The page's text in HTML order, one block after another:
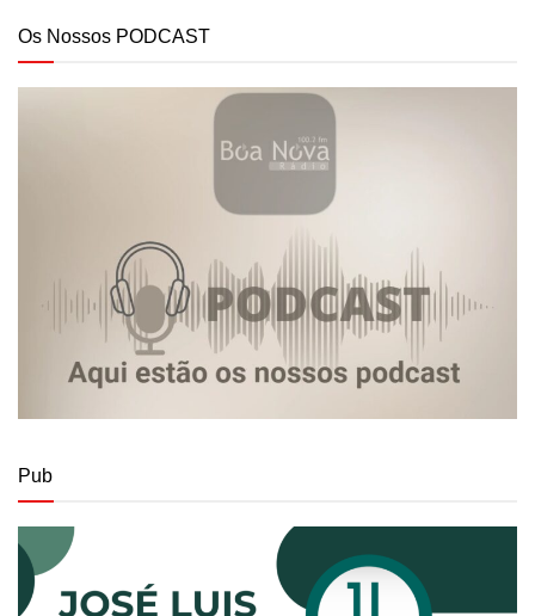
Os Nossos PODCAST
Pub